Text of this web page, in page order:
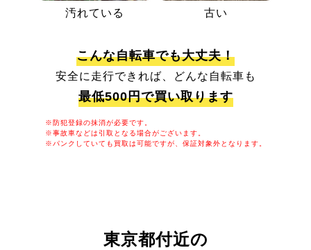
汚れている 古い
こんな自転車でも大丈夫！
安全に走行できれば、どんな自転車も
最低500円で買い取ります
※防犯登録の抹消が必要です。
※事故車などは引取となる場合がございます。
※パンクしていても買取は可能ですが、保証対象外となります。
東京都付近の